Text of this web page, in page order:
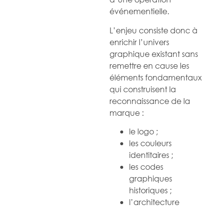
événementielle.
L’enjeu consiste donc à
enrichir l’univers
graphique existant sans
remettre en cause les
éléments fondamentaux
qui construisent la
reconnaissance de la
marque :
le logo ;
les couleurs
identitaires ;
les codes
graphiques
historiques ;
l’architecture